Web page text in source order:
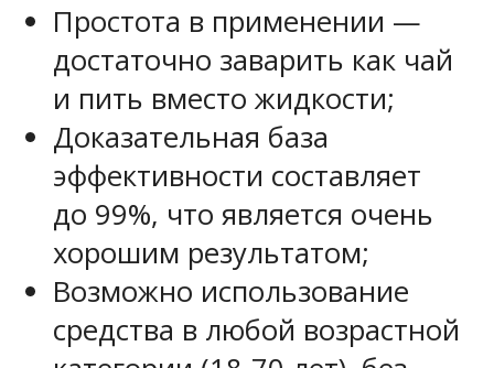
Простота в применении —
достаточно заварить как чай
и пить вместо жидкости;
Доказательная база
эффективности составляет
до 99%, что является очень
хорошим результатом;
Возможно использование
средства в любой возрастной